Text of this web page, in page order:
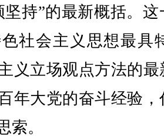
坚持”的最新概括。
社会主义思想最具
义立场观点方法的
年大党的奋斗经验
索。